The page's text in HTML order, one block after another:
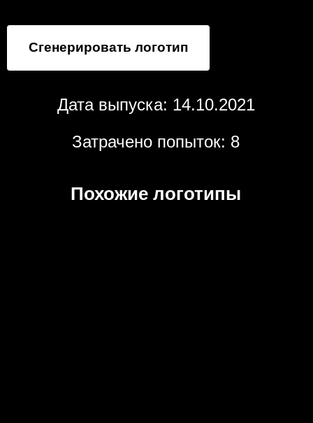
Сгенерировать логотип
Дата выпуска: 14.10.2021
Затрачено попыток: 8
Похожие логотипы